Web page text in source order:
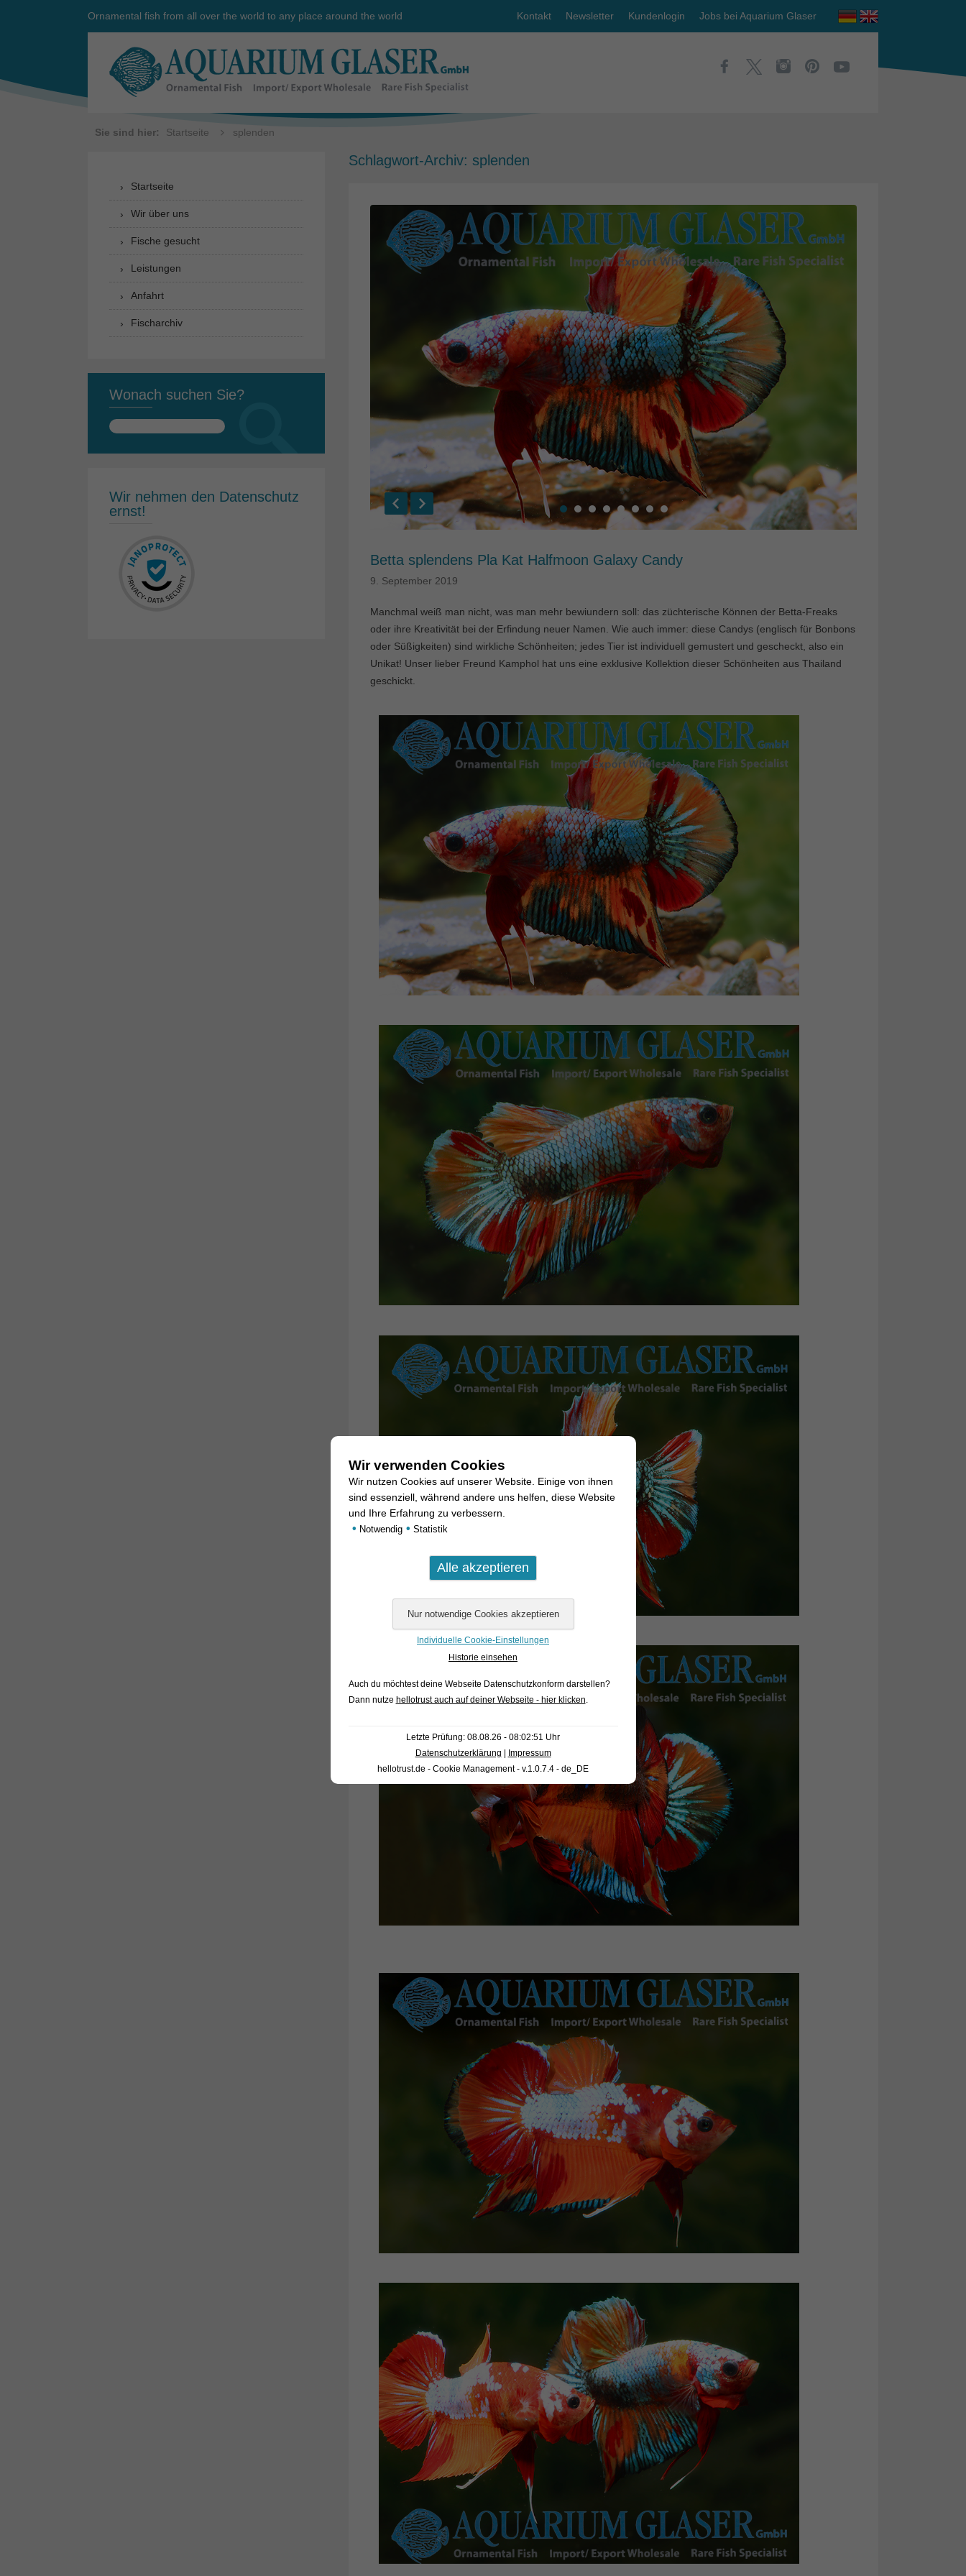
Ornamental fish from all over the world to any place around the world Kontakt Newsletter Kundenlogin Jobs bei Aquarium Glaser
Sie sind hier: Startseite splenden
Schlagwort-Archiv: splenden
Betta splendens Pla Kat Halfmoon Galaxy Candy
9. September 2019
Manchmal weiß man nicht, was man mehr bewiundern soll: das züchterische Können der Betta-Freaks
oder ihre Kreativität bei der Erfindung neuer Namen. Wie auch immer: diese Candys (englisch für Bonbons
oder Süßigkeiten) sind wirkliche Schönheiten; jedes Tier ist individuell gemustert und gescheckt, also ein
Unikat! Unser lieber Freund Kamphol hat uns eine exklusive Kollektion dieser Schönheiten aus Thailand
geschickt.
Startseite
Wir über uns
Fische gesucht
Leistungen
Anfahrt
Fischarchiv
Wonach suchen Sie?
Suchen
Wir nehmen den Datenschutz
ernst!
Wir verwenden Cookies
Wir nutzen Cookies auf unserer Website. Einige von ihnen
sind essenziell, während andere uns helfen, diese Website
und Ihre Erfahrung zu verbessern.
• Notwendig • Statistik
Individuelle Cookie-Einstellungen
Historie einsehen
Auch du möchtest deine Webseite Datenschutzkonform darstellen?
Dann nutze hellotrust auch auf deiner Webseite - hier klicken.
Letzte Prüfung: 08.08.26 - 08:02:51 Uhr
Datenschutzerklärung
Impressum
hellotrust.de - Cookie Management - v.1.0.7.4 - de_DE